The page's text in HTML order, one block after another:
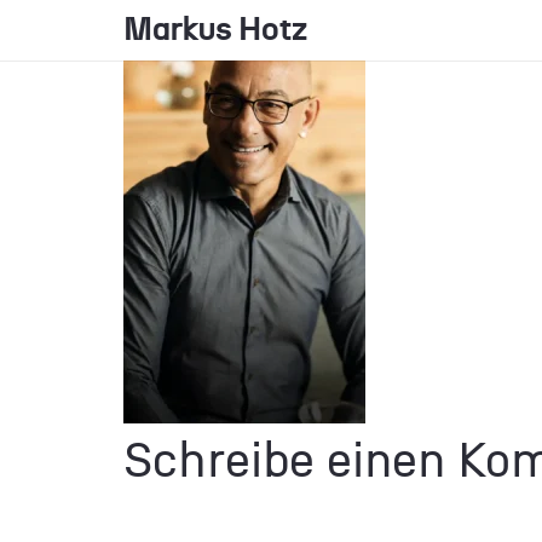
Markus Hotz
Schreibe einen